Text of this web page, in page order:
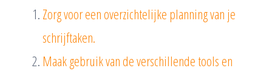
Zorg voor een overzichtelijke planning van je
schrijftaken.
Maak gebruik van de verschillende tools en